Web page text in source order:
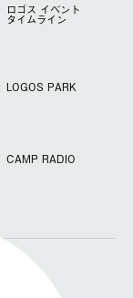
ロゴス イベント
タイムライン
LOGOS PARK
CAMP RADIO